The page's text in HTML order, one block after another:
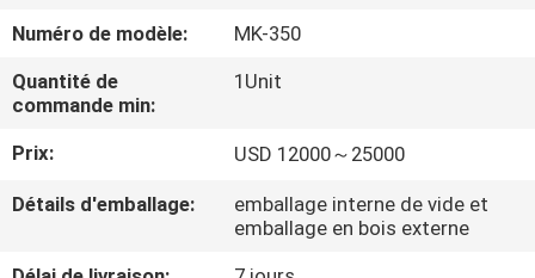
VISITE
D'USINE
CONTRÔLE
DE
Numéro de modèle:
MK-350
Quantité de
commande min:
1Unit
Prix: USD 12000～25000
Détails d'emballage:
emballage interne de vide et
emballage en bois externe